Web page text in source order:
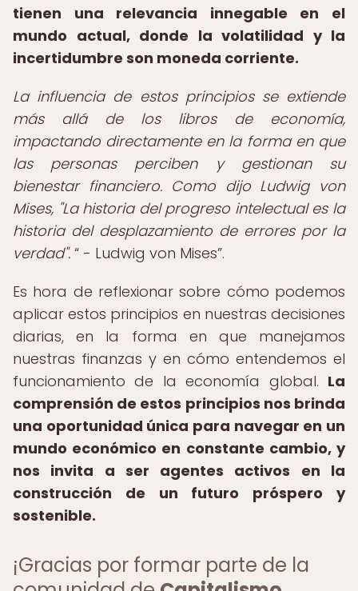
tienen una relevancia innegable en el
mundo actual, donde la volatilidad y la
incertidumbre son moneda corriente.
La influencia de estos principios se extiende
más allá de los libros de economía,
impactando directamente en la forma en que
las personas perciben y gestionan su
bienestar financiero. Como dijo Ludwig von
Mises, "La historia del progreso intelectual es la
historia del desplazamiento de errores por la
verdad".
- Ludwig von Mises .
Es hora de reflexionar sobre cómo podemos
aplicar estos principios en nuestras decisiones
diarias, en la forma en que manejamos
nuestras finanzas y en cómo entendemos el
funcionamiento de la economía global. La
comprensión de estos principios nos brinda
una oportunidad única para navegar en un
mundo económico en constante cambio, y
nos invita a ser agentes activos en la
construcción de un futuro próspero y
sostenible.
¡Gracias por formar parte de la